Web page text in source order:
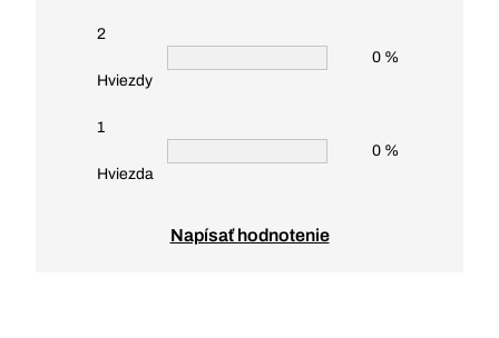
2
Hviezdy
0 %
1
Hviezda
0 %
Napísať hodnotenie